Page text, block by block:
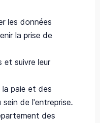
les données
la prise de
et suivre leur
la paie et des
sein de l'entreprise.
des